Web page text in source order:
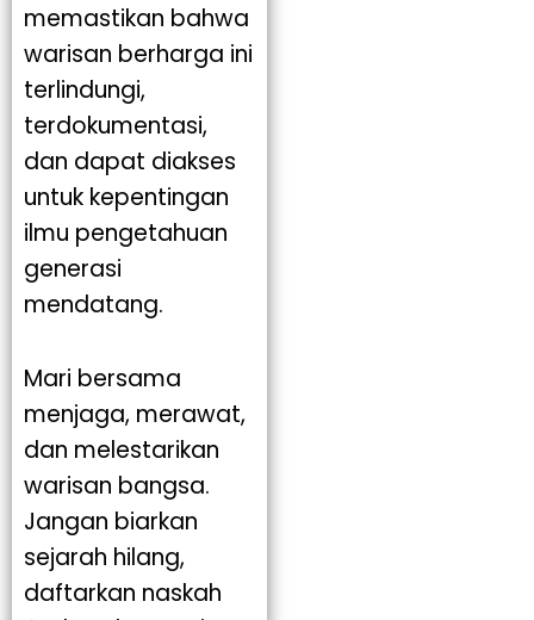
memastikan bahwa
warisan berharga ini
terlindungi,
terdokumentasi,
dan dapat diakses
untuk kepentingan
ilmu pengetahuan
generasi
mendatang.
Mari bersama
menjaga, merawat,
dan melestarikan
warisan bangsa.
Jangan biarkan
sejarah hilang,
daftarkan naskah